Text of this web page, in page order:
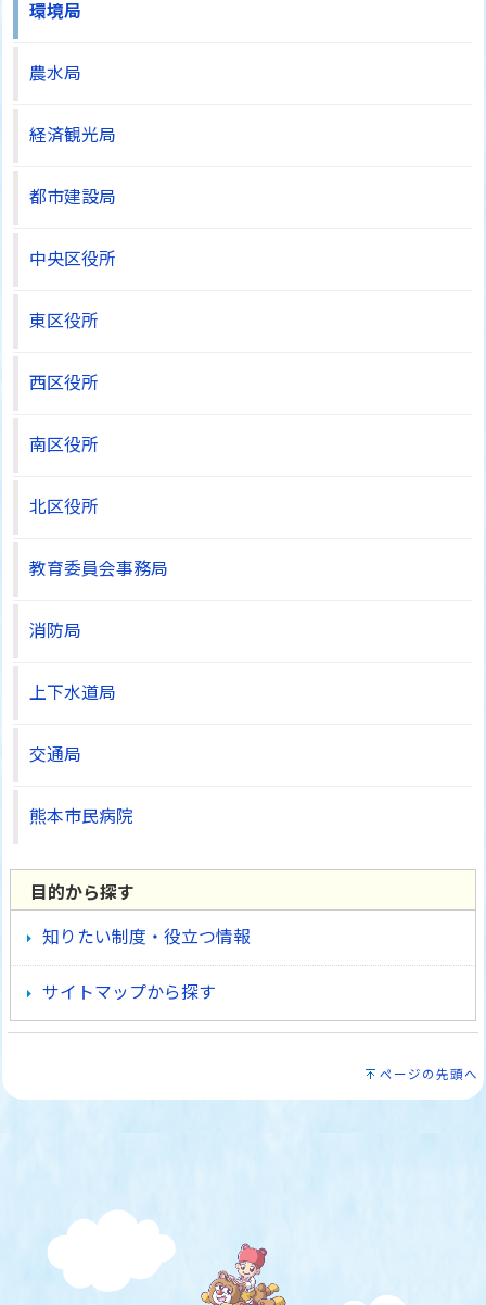
環境局
農水局
経済観光局
都市建設局
中央区役所
東区役所
西区役所
南区役所
北区役所
教育委員会事務局
消防局
上下水道局
交通局
熊本市民病院
目的から探す
知りたい制度・役立つ情報
サイトマップから探す
ページの先頭へ